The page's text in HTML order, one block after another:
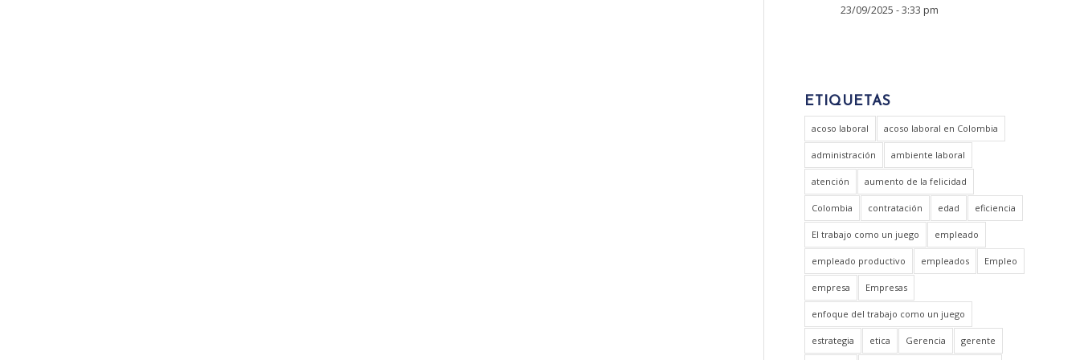
23/09/2025 - 3:33 pm
ETIQUETAS
acoso laboral acoso laboral en Colombia
administración ambiente laboral
atención aumento de la felicidad
Colombia contratación edad eficiencia
El trabajo como un juego empleado
empleado productivo empleados Empleo
empresa Empresas
enfoque del trabajo como un juego
estrategia etica Gerencia gerente